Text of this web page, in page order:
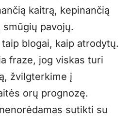
kaitrą, kepinančią
pavojų.
blogai, kaip atrodytų.
fraze, jog viskas turi
žvilgterkime į
orų prognozę.
sutikti su